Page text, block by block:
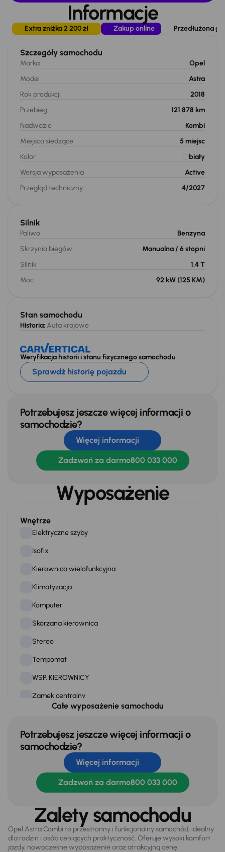
Informacje
Extra zniżka 2 200 zł Zakup online Przedłużona
Szczegóły samochodu
Marka
Opel
Model
Astra
Rok produkcji
2018
Przebieg
121 878 km
Nadwozie
Kombi
Miejsca siedzące
5 miejsc
Kolor
biały
Wersja wyposażenia
Active
Przegląd techniczny
4/2027
Stan samochodu
Historia: Auta krajowe
Weryfikacja historii i stanu fizycznego samochodu
Sprawdź historię pojazdu
Silnik
Paliwo
Benzyna
Skrzynia biegów
Manualna / 6 stopni
Silnik
1.4 T
Moc
92 kW (125 KM)
Potrzebujesz jeszcze więcej informacji o
samochodzie?
Więcej informacji
Zadzwoń za darmo800 033 000
Wyposażenie
Wnętrze
Elektryczne szyby
Isofix
Kierownica wielofunkcyjna
Klimatyzacja
Komputer
Skórzana kierownica
Stereo
Tempomat
WSP. KIEROWNICY
Zamek centralny
Na zewnątrz
Automatyczne swiatla dzienne
Dzienne swiatla LED
Elektryczne lusterka
Infotainment
Bluetooth
Całe wyposażenie samochodu
Potrzebujesz jeszcze więcej informacji o
samochodzie?
Więcej informacji
Zadzwoń za darmo800 033 000
Zalety samochodu
Opel Astra Combi to przestronny i funkcjonalny samochód, idealny
dla rodzin i osób ceniących praktyczność. Oferuje wysoki komfort
jazdy, nowoczesne wyposażenie oraz atrakcyjną cenę.